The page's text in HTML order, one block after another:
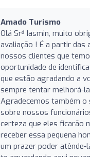
Amado Turismo
Olá Srª Iasmin, muito
avaliação ! É a partir das
nossos clientes que
oportunidade de
que estão agradando a
sempre tentar melhorá-
Agradecemos também o
sobre nossos
certeza que eles ficarão
receber essa pequena
um prazer poder atênde-